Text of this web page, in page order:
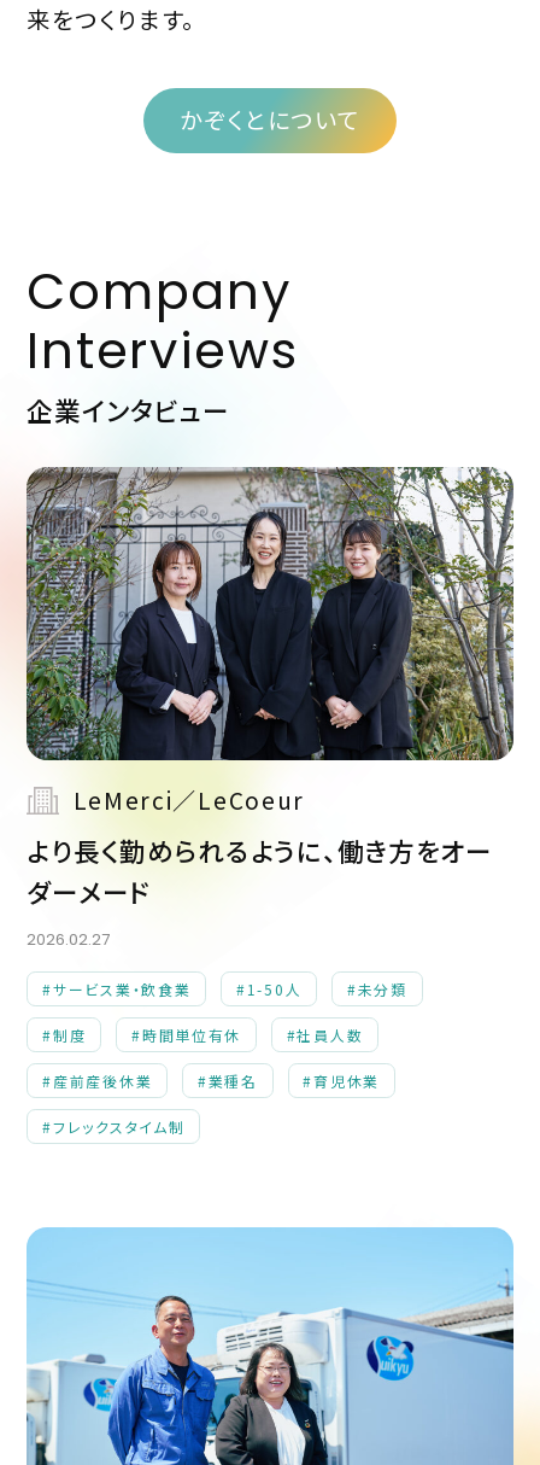
来をつくります。
かぞくとについて
Company
Interviews
企業インタビュー
LeMerci／LeCoeur
より長く勤められるように、働き方をオー
ダーメード
2026.02.27
#サービス業・飲食業 #1-50人 #未分類
#制度 #時間単位有休 #社員人数
#産前産後休業 #業種名 #育児休業
#フレックスタイム制